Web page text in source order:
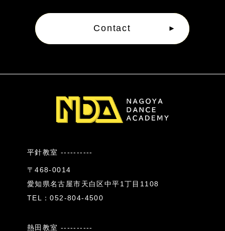
Contact
平針教室 ----------
〒468-0014
愛知県名古屋市天白区中平1丁目1108
TEL：052-804-4500
熱田教室 ----------